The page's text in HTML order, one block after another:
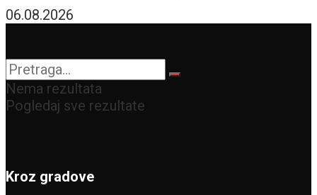
Anderlehtu zlata vredan
trijumf u Solunu!
06.08.2026
Nema rezultata
Pogledaj sve rezultate
Kroz gradove